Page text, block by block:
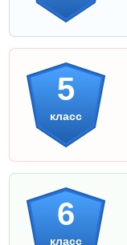
5
класс
6
класс